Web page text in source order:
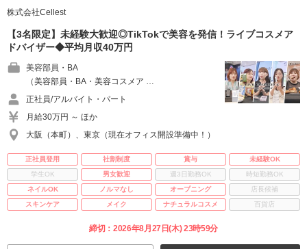
株式会社Cellest
【3名限定】未経験大歓迎◎TikTokで美容を発信！ライブコスメア
ドバイザー◆平均月収40万円
美容部員・BA
（美容部員・BA・美容コスメア …
正社員/アルバイト・パート
月給30万円 ～ ほか
大阪（本町）、東京（現在オフィス開設準備中！）
正社員登用 社割制度 賞与
未経験OK
学生OK
男女歓迎 週3日勤務OK
時短勤務OK
ネイルOK
ノルマなし オープニング
店長候補
スキンケア
メイク ナチュラルコスメ 百貨店
締切：2026年8月27日(木) 23時59分